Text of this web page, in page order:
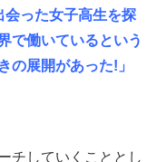
会った女子高生を探
で働いているという
の展開があった!」
チしていくこととし